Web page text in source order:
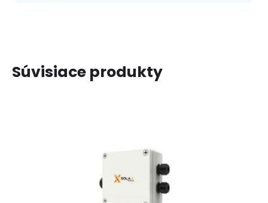
Súvisiace produkty